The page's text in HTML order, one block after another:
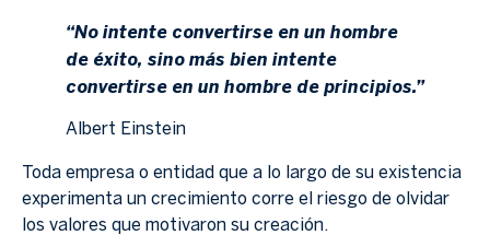
“No intente convertirse en un hombre
de éxito, sino más bien intente
convertirse en un hombre de principios.”
Albert Einstein
Toda empresa o entidad que a lo largo de su existencia
experimenta un crecimiento corre el riesgo de olvidar
los valores que motivaron su creación.